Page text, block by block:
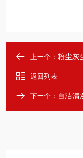
上一个： 粉尘灰
返回列表
下一个： 自洁清